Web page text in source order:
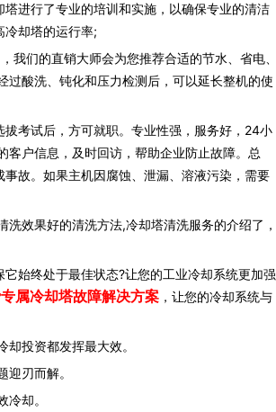
进行了专业的培训和实施，以确保专业的清洁
冷却塔的运行率;
们的直销大师会为您推荐合适的节水、省电、
酸洗、钝化和压力检测后，可以延长整机的使
考试后，方可就职。专业性强，服务好，24小
客户信息，及时回访，帮助企业防止故障。总
故。如果主机因腐蚀、泄漏、溶液污染，需要
效果好的清洗方法,冷却塔清洗服务的介绍了，
始终处于最佳状态?让您的工业冷却系统更加强
属冷却塔故障解决方案 ，让您的冷却系统与
投资都发挥最大效。
刃而解。
却。